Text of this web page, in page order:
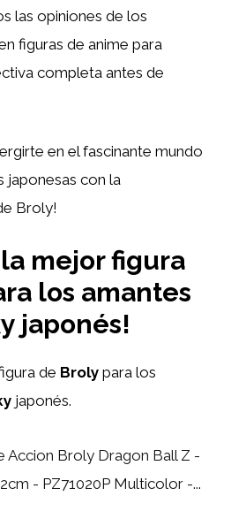
las opiniones de los
figuras de anime para
completa antes de
en el fascinante mundo
japonesas con la
Broly!
mejor figura
los amantes
japonés!
de Broly para los
japonés.
Accion Broly Dragon Ball Z -
- PZ71020P Multicolor -...